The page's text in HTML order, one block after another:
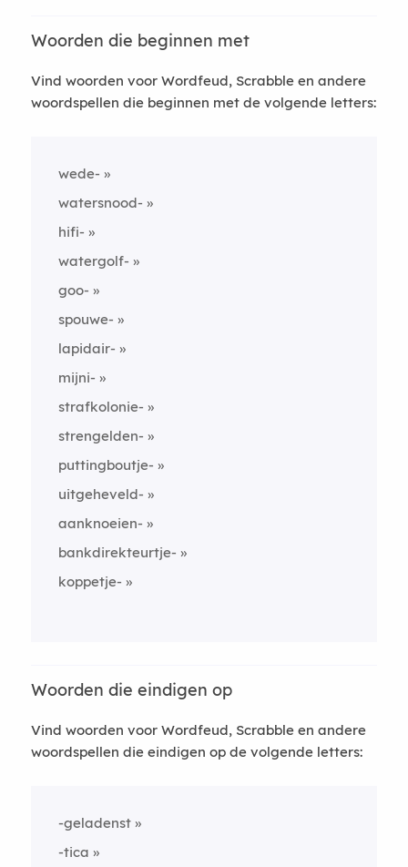
Woorden die beginnen met
Vind woorden voor Wordfeud, Scrabble en andere
woordspellen die beginnen met de volgende letters:
wede-
watersnood-
hifi-
watergolf-
goo-
spouwe-
lapidair-
mijni-
strafkolonie-
strengelden-
puttingboutje-
uitgeheveld-
aanknoeien-
bankdirekteurtje-
koppetje-
Woorden die eindigen op
Vind woorden voor Wordfeud, Scrabble en andere
woordspellen die eindigen op de volgende letters:
-geladenst
-tica